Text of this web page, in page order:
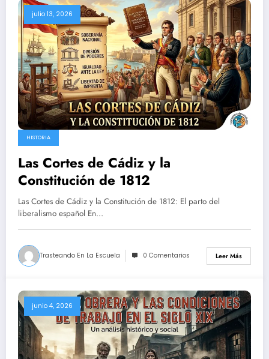
julio 13, 2026
HISTORIA
Las Cortes de Cádiz y la
Constitución de 1812
Las Cortes de Cádiz y la Constitución de 1812: El parto del
liberalismo español En…
Trasteando En La Escuela 0 Comentarios Leer Más
junio 4, 2026